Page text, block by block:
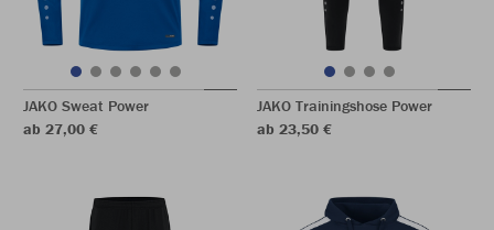
JAKO Sweat Power
ab 27,00 €
JAKO Trainingshose Power
ab 23,50 €